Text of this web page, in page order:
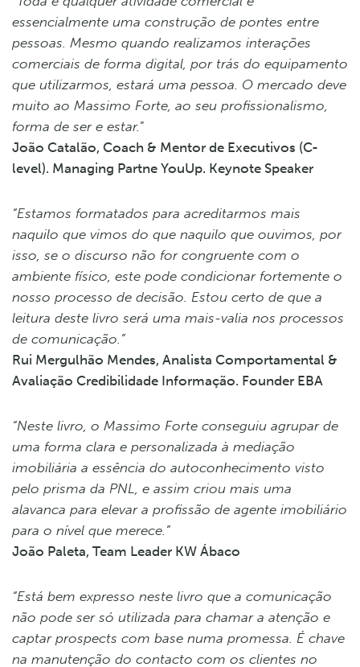
essencialmente uma construção de pontes entre
pessoas. Mesmo quando realizamos interações
comerciais de forma digital, por trás do equipamento
que utilizarmos, estará uma pessoa. O mercado deve
muito ao Massimo Forte, ao seu profissionalismo,
forma de ser e estar.”
João Catalão, Coach & Mentor de Executivos (C-
level). Managing Partne YouUp. Keynote Speaker
“Estamos formatados para acreditarmos mais
naquilo que vimos do que naquilo que ouvimos, por
isso, se o discurso não for congruente com o
ambiente físico, este pode condicionar fortemente o
nosso processo de decisão. Estou certo de que a
leitura deste livro será uma mais-valia nos processos
de comunicação.”
Rui Mergulhão Mendes, Analista Comportamental &
Avaliação Credibilidade Informação. Founder EBA
“Neste livro, o Massimo Forte conseguiu agrupar de
uma forma clara e personalizada à mediação
imobiliária a essência do autoconhecimento visto
pelo prisma da PNL, e assim criou mais uma
alavanca para elevar a profissão de agente imobiliário
para o nível que merece.”
João Paleta, Team Leader KW Ábaco
“Está bem expresso neste livro que a comunicação
não pode ser só utilizada para chamar a atenção e
captar prospects com base numa promessa. É chave
na manutenção do contacto com os clientes no